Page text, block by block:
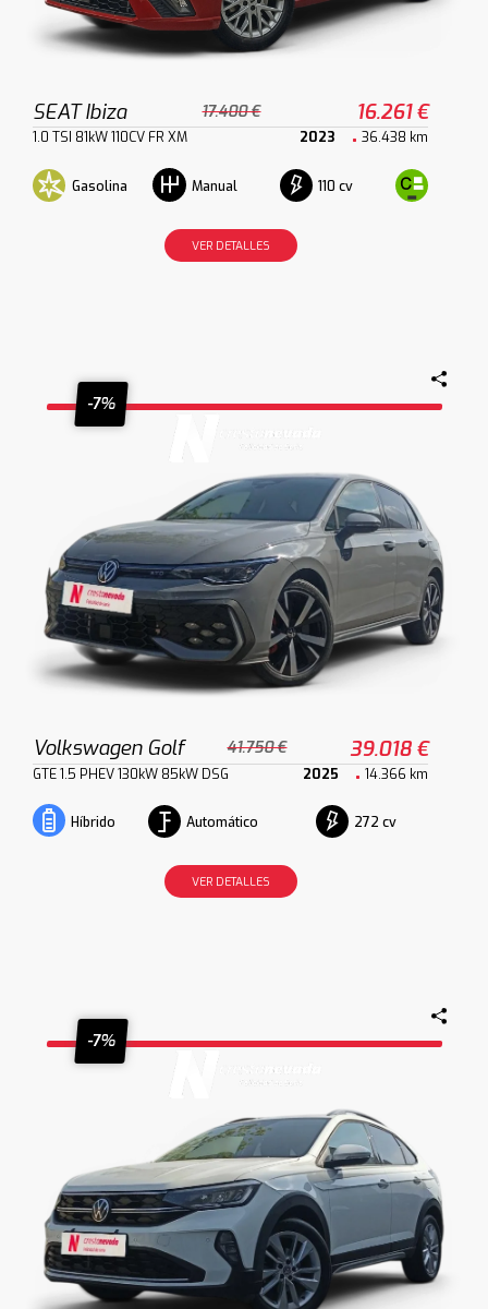
SEAT Ibiza 17.400 € 16.261 €
1.0 TSI 81kW 110CV FR XM 2023 36.438 km
Gasolina Manual 110 cv
VER DETALLES
-7%
Volkswagen Golf 41.750 € 39.018 €
GTE 1.5 PHEV 130kW 85kW DSG 2025 14.366 km
Híbrido Automático 272 cv
VER DETALLES
-7%